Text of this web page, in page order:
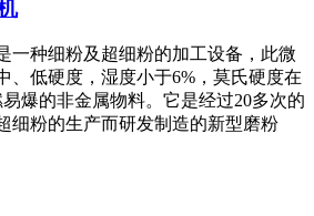
一种细粉及超细粉的加工设备，此微
、低硬度，湿度小于6%，莫氏硬度在
爆的非金属物料。它是经过20多次的
细粉的生产而研发制造的新型磨粉